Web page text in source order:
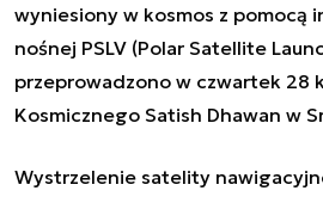
wyniesiony w kosmos z pomocą
nośnej PSLV (Polar Satellite
przeprowadzono w czwartek 28
Kosmicznego Satish Dhawan w
Wystrzelenie satelity